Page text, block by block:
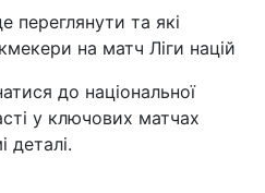
переглянути та які
на матч Ліги націй
до національної
у ключових матчах
деталі.